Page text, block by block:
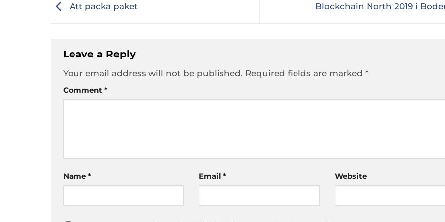
Att packa paket Blockchain North 2019 i
Leave a Reply
Your email address will not be published. Required fields are marked *
Comment *
Name * Email* Website